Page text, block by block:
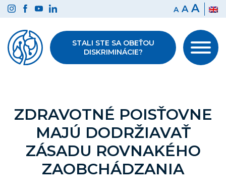
Preskočiť
na
obsah
A A A
STALI STE SA OBEŤOU
DISKRIMINÁCIE?
ZDRAVOTNÉ POISŤOVNE
MAJÚ DODRŽIAVAŤ
ZÁSADU ROVNAKÉHO
ZAOBCHÁDZANIA